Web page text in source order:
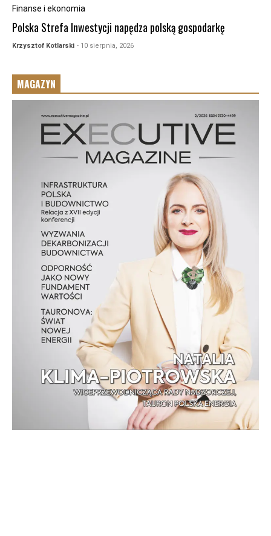
Finanse i ekonomia
Polska Strefa Inwestycji napędza polską gospodarkę
Krzysztof Kotlarski - 10 sierpnia, 2026
MAGAZYN